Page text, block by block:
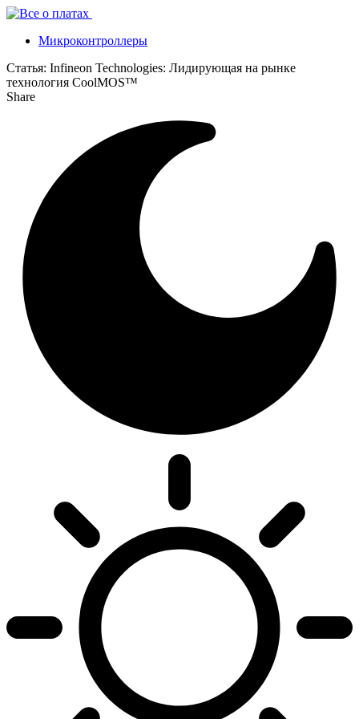
Микроконтроллеры
Статья: Infineon Technologies: Лидирующая на рынке
технология CoolMOS™
Share